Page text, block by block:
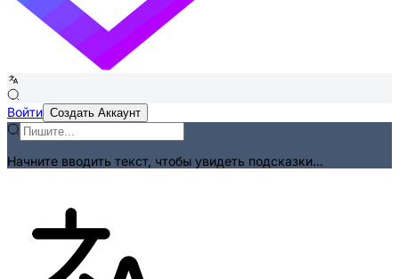
Войти Создать Аккаунт
Начните вводить текст, чтобы увидеть подсказки...